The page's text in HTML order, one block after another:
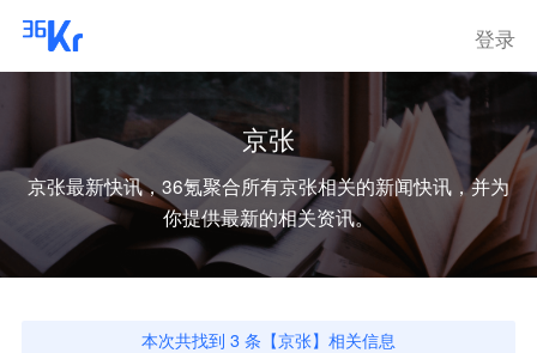
登录
京张
京张最新快讯，36氪聚合所有京张相关的新闻快讯，并为
你提供最新的相关资讯。
本次共找到 3 条【京张】相关信息